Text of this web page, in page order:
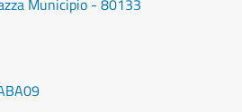
Municipio - 80133